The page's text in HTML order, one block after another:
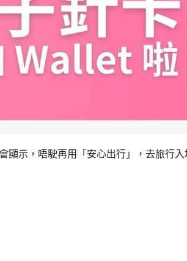
顯示，唔駛再用「安心出行」，去旅行入